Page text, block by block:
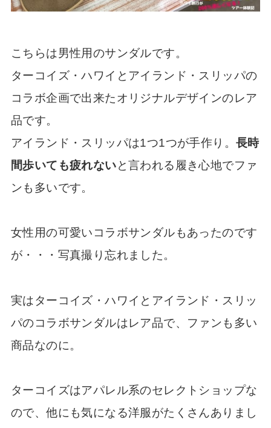
こちらは男性用のサンダルです。
ターコイズ・ハワイとアイランド・スリッパの
コラボ企画で出来たオリジナルデザインのレア
品です。
アイランド・スリッパは1つ1つが手作り。 長時
間歩いても疲れないと言われる履き心地でファ
ンも多いです。
女性用の可愛いコラボサンダルもあったのです
が・・・写真撮り忘れました。
実はターコイズ・ハワイとアイランド・スリッ
パのコラボサンダルはレア品で、ファンも多い
商品なのに。
ターコイズはアパレル系のセレクトショップな
ので、他にも気になる洋服がたくさんありまし